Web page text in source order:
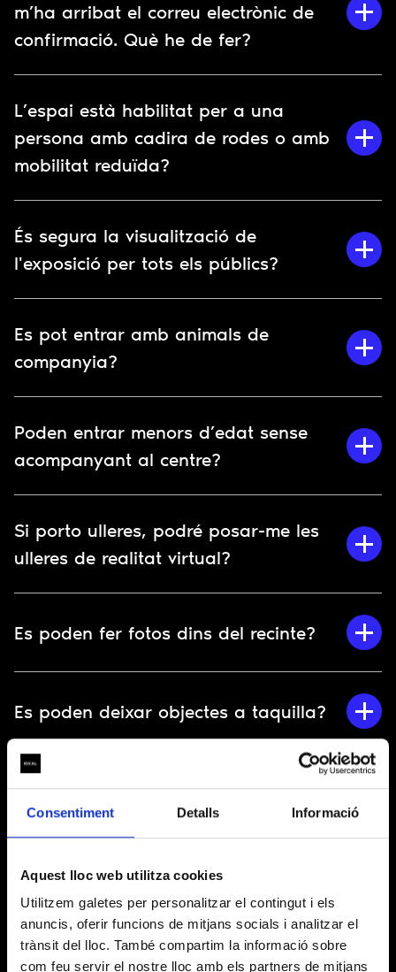
Consentiment Detalls Informació
Aquest lloc web utilitza cookies
Utilitzem galetes per personalitzar el contingut i els
anuncis, oferir funcions de mitjans socials i analitzar el
trànsit del lloc. També compartim la informació sobre
com feu servir el nostre lloc amb els partners de mitjans
m’ha arribat el correu electrònic de
confirmació. Què he de fer?
L’espai està habilitat per a una
persona amb cadira de rodes o amb
mobilitat reduïda?
És segura la visualització de
l'exposició per tots els públics?
Es pot entrar amb animals de
companyia?
Poden entrar menors d’edat sense
acompanyant al centre?
Si porto ulleres, podré posar-me les
ulleres de realitat virtual?
Es poden fer fotos dins del recinte?
Es poden deixar objectes a taquilla?
UN PROJECTE DE
INFORMACIÓ BÀSICA SOBRE EL TRACTAMENT DE DADES
(Reglament (UE) 2016/679)